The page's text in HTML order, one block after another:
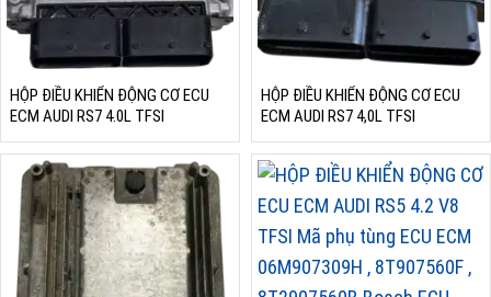
HỘP ĐIỀU KHIỂN ĐỘNG CƠ ECU
ECM AUDI RS7 4.0L TFSI
HỘP ĐIỀU KHIỂN ĐỘNG CƠ ECU
ECM AUDI RS7 4,0L TFSI